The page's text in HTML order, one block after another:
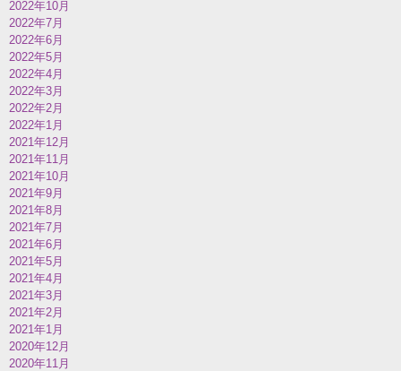
2022年10月
2022年7月
2022年6月
2022年5月
2022年4月
2022年3月
2022年2月
2022年1月
2021年12月
2021年11月
2021年10月
2021年9月
2021年8月
2021年7月
2021年6月
2021年5月
2021年4月
2021年3月
2021年2月
2021年1月
2020年12月
2020年11月